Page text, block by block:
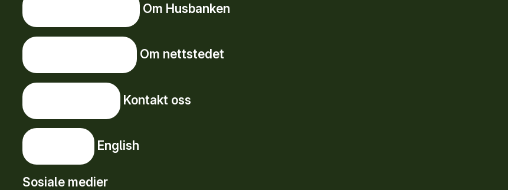
Om Husbanken
Om nettstedet
Kontakt oss
English
Sosiale medier